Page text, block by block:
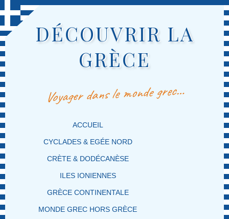
DÉCOUVRIR LA
GRÈCE
Voyager dans le monde grec…
MENU PRINCIPAL
MASQUER LA NAVIGATION PRINCIPALE
MASQUER LA NAVIGATION SECONDAIRE
ACCUEIL
CYCLADES & EGÉE NORD
CRÈTE & DODÉCANÈSE
ILES IONIENNES
GRÈCE CONTINENTALE
MONDE GREC HORS GRÈCE